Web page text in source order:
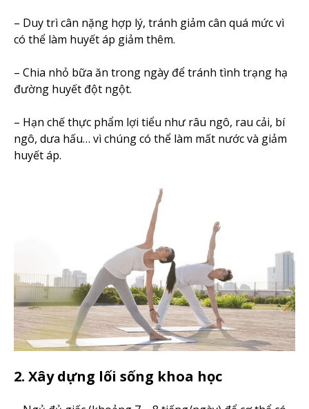
– Duy trì cân nặng hợp lý, tránh giảm cân quá mức vì
có thể làm huyết áp giảm thêm.
– Chia nhỏ bữa ăn trong ngày để tránh tình trạng hạ
đường huyết đột ngột.
– Hạn chế thực phẩm lợi tiểu như râu ngô, rau cải, bí
ngô, dưa hấu… vì chúng có thể làm mất nước và giảm
huyết áp.
2. Xây dựng lối sống khoa học